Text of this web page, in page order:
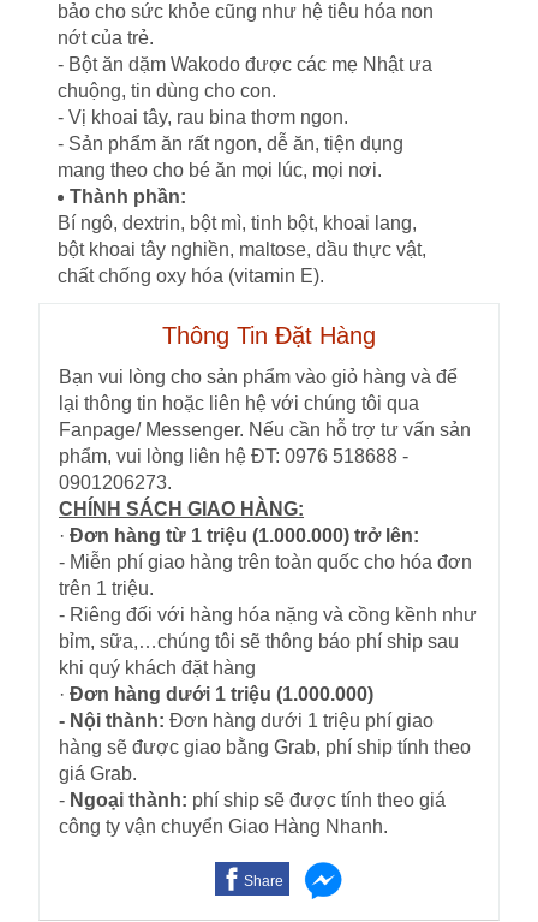
bảo cho sức khỏe cũng như hệ tiêu hóa non
nớt của trẻ.
- Bột ăn dặm Wakodo được các mẹ Nhật ưa
chuộng, tin dùng cho con.
- Vị khoai tây, rau bina thơm ngon.
- Sản phẩm ăn rất ngon, dễ ăn, tiện dụng
mang theo cho bé ăn mọi lúc, mọi nơi.
Thành phần:
Bí ngô, dextrin, bột mì, tinh bột, khoai lang,
bột khoai tây nghiền, maltose, dầu thực vật,
chất chống oxy hóa (vitamin E).
Thông Tin Đặt Hàng
Bạn vui lòng cho sản phẩm vào giỏ hàng và để
lại thông tin hoặc liên hệ với chúng tôi qua
Fanpage/ Messenger. Nếu cần hỗ trợ tư vấn sản
phẩm, vui lòng liên hệ ĐT: 0976 518688 -
0901206273.
CHÍNH SÁCH GIAO HÀNG:
· Đơn hàng từ 1 triệu (1.000.000) trở lên:
- Miễn phí giao hàng trên toàn quốc cho hóa đơn
trên 1 triệu.
- Riêng đối với hàng hóa nặng và cồng kềnh như
bỉm, sữa,…chúng tôi sẽ thông báo phí ship sau
khi quý khách đặt hàng
· Đơn hàng dưới 1 triệu (1.000.000)
- Nội thành: Đơn hàng dưới 1 triệu phí giao
hàng sẽ được giao bằng Grab, phí ship tính theo
giá Grab.
- Ngoại thành: phí ship sẽ được tính theo giá
công ty vận chuyển Giao Hàng Nhanh.
Share